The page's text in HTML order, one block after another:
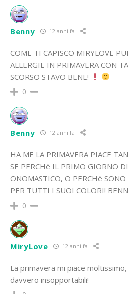
Benny 12 anni fa
COME TI CAPISCO MIRYLOVE
ALLERGIE IN PRIMAVERA CON
SCORSO STAVO BENE!
0
Benny 12 anni fa
HA ME LA PRIMAVERA PIACE
SE PERCHè IL PRIMO GIORNO
ONOMASTICO, O PERCHè
PER TUTTI I SUOI COLORI!
0
MiryLove 12 anni fa
La primavera mi piace
davvero insopportabili!